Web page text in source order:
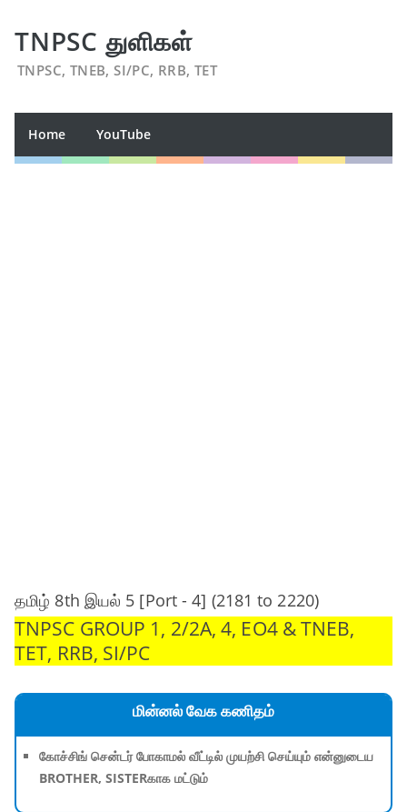
TNPSC துளிகள்
TNPSC, TNEB, SI/PC, RRB, TET
Home YouTube
தமிழ் 8th இயல் 5 [Port - 4] (2181 to 2220)
TNPSC GROUP 1, 2/2A, 4, EO4 & TNEB,
TET, RRB, SI/PC
மின்னல் வேக கணிதம்
கோச்சிங் சென்டர் போகாமல் வீட்டில் முயற்சி செய்யும் என்னுடைய
BROTHER, SISTERகாக மட்டும்